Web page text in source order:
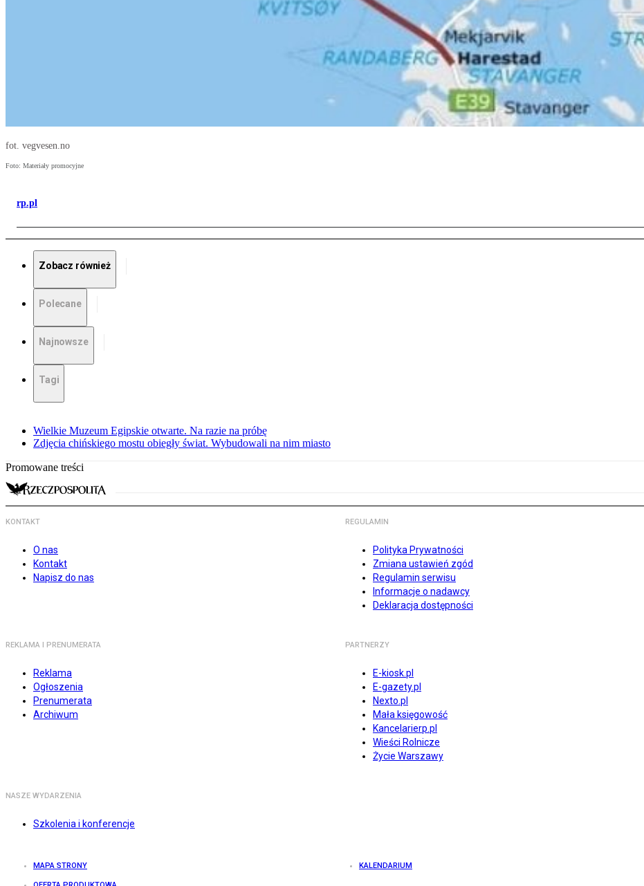
fot. vegvesen.no
Foto: Materiały promocyjne
rp.pl
Zobacz również
Polecane
Najnowsze
Tagi
Wielkie Muzeum Egipskie otwarte. Na razie na próbę
Zdjęcia chińskiego mostu obiegły świat. Wybudowali na nim miasto
Promowane treści
KONTAKT
O nas
Kontakt
Napisz do nas
REGULAMIN
Polityka Prywatności
Zmiana ustawień zgód
Regulamin serwisu
Informacje o nadawcy
Deklaracja dostępności
REKLAMA I PRENUMERATA
Reklama
Ogłoszenia
Prenumerata
Archiwum
PARTNERZY
E-kiosk.pl
E-gazety.pl
Nexto.pl
Mała księgowość
Kancelarierp.pl
Wieści Rolnicze
Życie Warszawy
NASZE WYDARZENIA
Szkolenia i konferencje
MAPA STRONY KALENDARIUM